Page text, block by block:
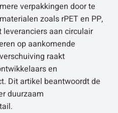
verpakkingen door te
zoals rPET en PP,
aan circulair
op aankomende
raakt
en
Dit artikel beantwoordt de
duurzaam